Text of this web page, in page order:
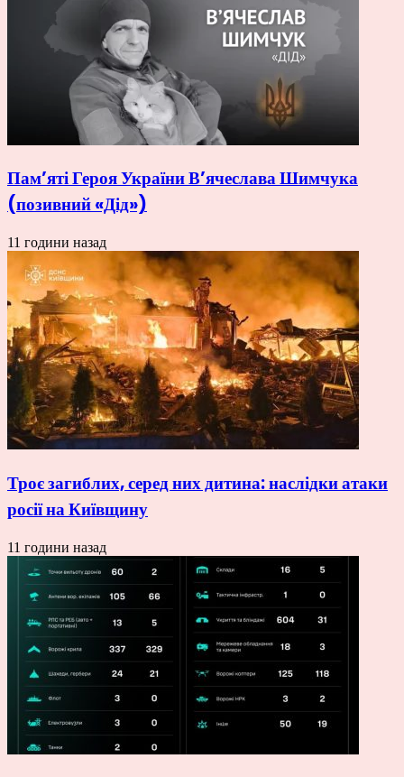
Пам’яті Героя України В’ячеслава Шимчука
(позивний «Дід»)
11 години назад
Троє загиблих, серед них дитина: наслідки атаки
росії на Київщину
11 години назад